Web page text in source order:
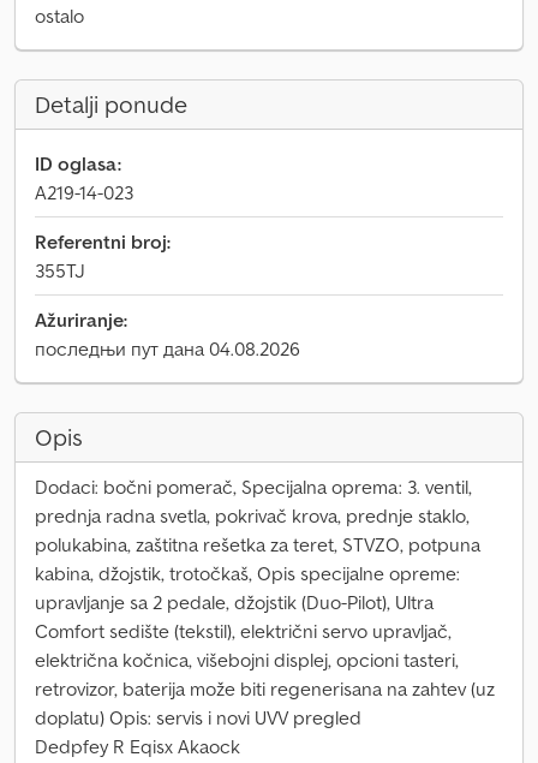
ostalo
Detalji ponude
ID oglasa:
A219-14-023
Referentni broj:
355TJ
Ažuriranje:
последњи пут дана 04.08.2026
Opis
Dodaci: bočni pomerač, Specijalna oprema: 3. ventil,
prednja radna svetla, pokrivač krova, prednje staklo,
polukabina, zaštitna rešetka za teret, STVZO, potpuna
kabina, džojstik, trotočkaš, Opis specijalne opreme:
upravljanje sa 2 pedale, džojstik (Duo-Pilot), Ultra
Comfort sedište (tekstil), električni servo upravljač,
električna kočnica, višebojni displej, opcioni tasteri,
retrovizor, baterija može biti regenerisana na zahtev (uz
doplatu) Opis: servis i novi UVV pregled
Dedpfey R Eqisx Akaock